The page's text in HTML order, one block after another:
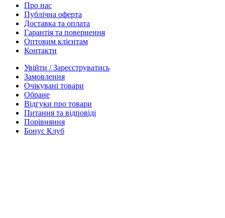
Про нас
Публічна оферта
Доставка та оплата
Гарантія та повернення
Оптовим клієнтам
Контакти
Увійти / Зареєструватись
Замовлення
Очікувані товари
Обране
Відгуки про товари
Питання та відповіді
Порівняння
Бонус Клуб